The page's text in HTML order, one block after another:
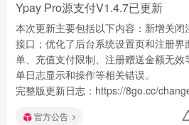
Ypay Pro源支付V1.4.7已更新
本次更新主要包括以下内容：新增关
接口；优化了后台系统设置页和注册
单、充值支付限制、注册赠送金额无
单日志显示和操作等相关错误。
完整版更新日志：https://8go.cc/
官方公告